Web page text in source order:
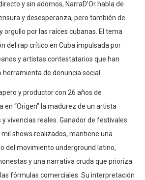
y sin adornos, NarraD’Or habla de
y desesperanza, pero también de
orgullo por las raíces cubanas. El tema
del rap crítico en Cuba impulsada por
y artistas contestatarios que han
de denuncia social.
y productor con 26 años de
“Origen” la madurez de un artista
vivencias reales. Ganador de festivales
shows realizados, mantiene una
del movimiento underground latino,
y una narrativa cruda que prioriza
fórmulas comerciales. Su interpretación